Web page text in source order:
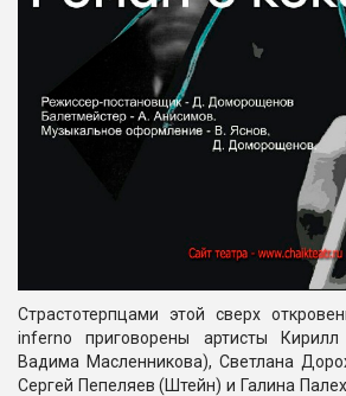
Страстотерпцами этой сверх
inferno приговорены артисты
Вадима Масленникова), Светлана
Сергей Пепеляев (Штейн) и Галина